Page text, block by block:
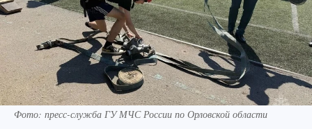
Фото: пресс-служба ГУ МЧС России по Орловской области